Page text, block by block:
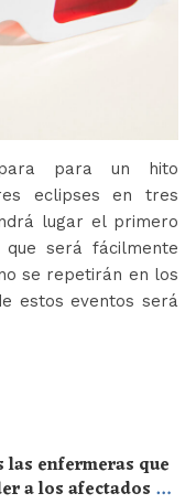
para un hito
eclipses en tres
lugar el primero
será fácilmente
se repetirán en los
estos eventos será
las enfermeras que
a los afectados de